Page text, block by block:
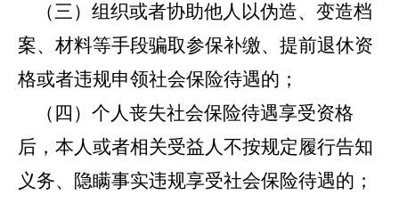
（三）组织或者协助他人以伪造、变造档
案、材料等手段骗取参保补缴、提前退休资
格或者违规申领社会保险待遇的；
（四）个人丧失社会保险待遇享受资格
后，本人或者相关受益人不按规定履行告知
义务、隐瞒事实违规享受社会保险待遇的；